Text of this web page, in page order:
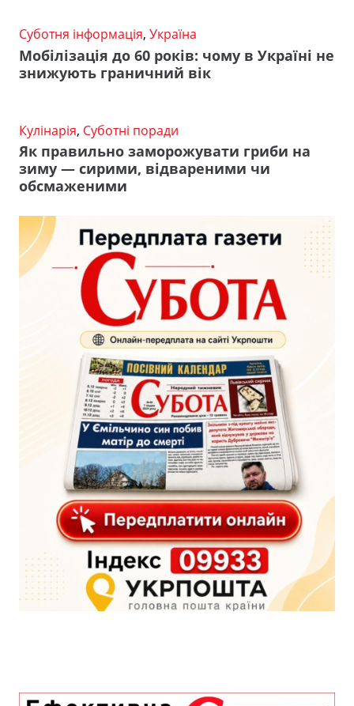
Суботня інформація, Україна
Мобілізація до 60 років: чому в Україні не
знижують граничний вік
Кулінарія, Суботні поради
Як правильно заморожувати гриби на
зиму — сирими, відвареними чи
обсмаженими